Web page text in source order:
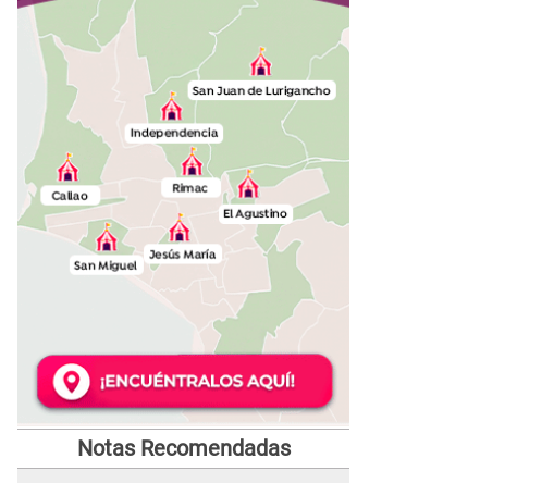
Notas Recomendadas